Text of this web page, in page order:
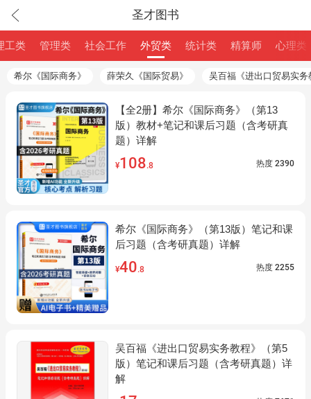
圣才图书
工类 管理类 社会工作 外贸类 统计类 精算师 心理类
希尔《国际商务》 薛荣久《国际贸易》 吴百福《进出口贸易实务
【全2册】希尔《国际商务》（第13
版）教材+笔记和课后习题（含考研真
题）详解
¥108.8 热度 2390
希尔《国际商务》（第13版）笔记和课
后习题（含考研真题）详解
¥40.8 热度 2255
吴百福《进出口贸易实务教程》（第5
版）笔记和课后习题（含考研真题）详
解